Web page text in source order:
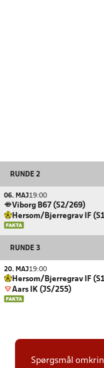
RUNDE 2
06. MAJ19:00
Viborg B67 (S2/269)
Hersom/Bjerregrav IF
RUNDE 3
20. MAJ19:00
Hersom/Bjerregrav IF
Aars IK (JS/255)
Spørgsmål